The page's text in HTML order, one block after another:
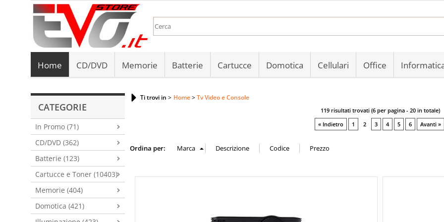
Per
Hai
Home CD/DVD Memorie Batterie Cartucce Domotica Cellulari Office
CATEGORIE
In Promo (71)
CD/DVD (362)
Batterie (123)
Cartucce e Toner (10403)
Memorie (404)
Domotica (421)
Ti trovi in Home Tv Video e Console
119 risultati trovati (6 per pagina - 20 in totale)
« Indietro
1 2 3 4 5 6 Avanti »
Ordina per: